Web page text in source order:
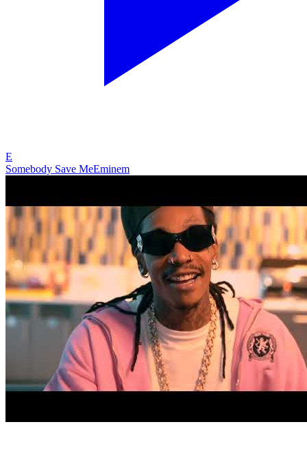
E
Somebody Save MeEminem